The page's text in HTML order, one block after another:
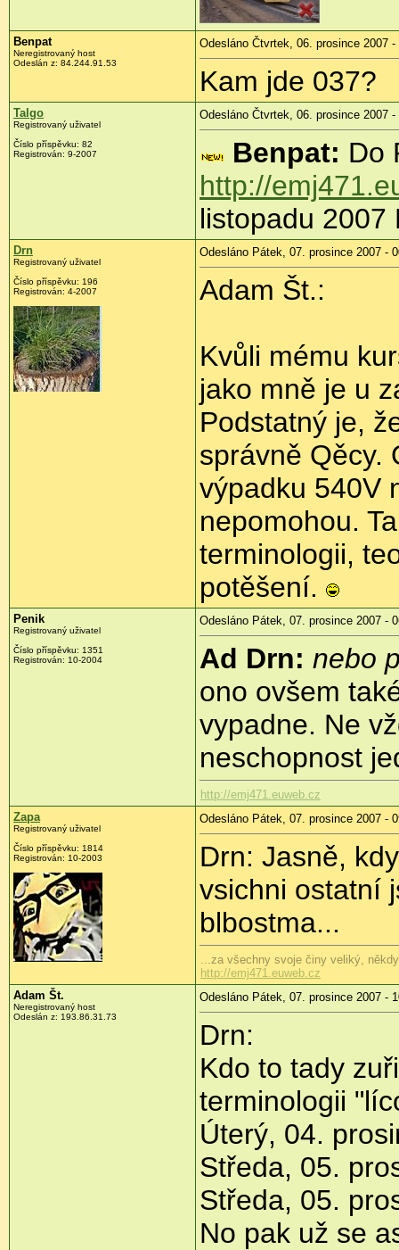
Benpat
Neregistrovaný host
Odeslán z: 84.244.91.53
Odesláno Čtvrtek, 06. prosince 2007 -
Kam jde 037?
Talgo
Registrovaný uživatel
Číslo příspěvku: 82
Registrován: 9-2007
Odesláno Čtvrtek, 06. prosince 2007 -
Benpat: Do
http://
listopadu 2007
Drn
Registrovaný uživatel
Číslo příspěvku: 196
Registrován: 4-2007
Odesláno Pátek, 07. prosince 2007 -
Adam Št.:
Kvůli mému
jako mně je u
Podstatný je,
správně Qěcy.
výpadku 540V
nepomohou.
terminologii,
potěšení.
Penik
Registrovaný uživatel
Číslo příspěvku: 1351
Registrován: 10-2004
Odesláno Pátek, 07. prosince 2007 -
Ad Drn: nebo
ono ovšem
vypadne. Ne
neschopnost
http://emj471.euweb.cz
Zapa
Registrovaný uživatel
Číslo příspěvku: 1814
Registrován: 10-2003
Odesláno Pátek, 07. prosince 2007 -
Drn: Jasně,
vsichni ostatní
blbostma...
...za všechny svoje činy veliký,
http://emj471.euweb.cz
Adam Št.
Neregistrovaný host
Odeslán z: 193.86.31.73
Odesláno Pátek, 07. prosince 2007 -
Drn:
Kdo to tady
terminologii
Úterý, 04.
Středa, 05.
Středa, 05.
No pak už se